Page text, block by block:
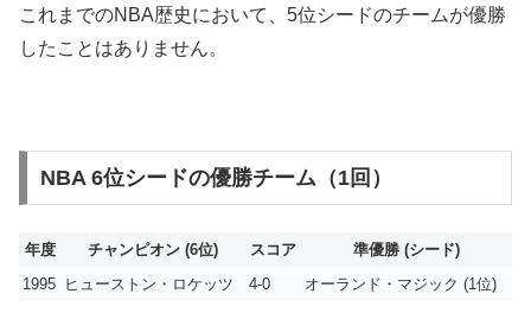
これまでのNBA歴史において、5位シードのチームが優勝
したことはありません。
NBA 6位シードの優勝チーム（1回）
年度 チャンピオン (6位) スコア
準優勝 (シード)
1995 ヒューストン・ロケッツ 4-0 オーランド・マジック (1位)